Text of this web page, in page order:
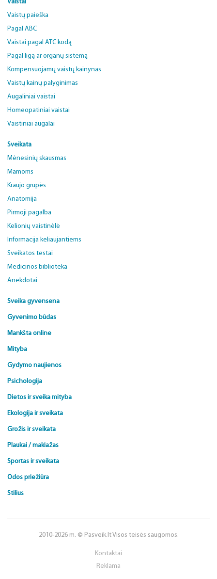
Vaistai
Vaistų paieška
Pagal ABC
Vaistai pagal ATC kodą
Pagal ligą ar organų sistemą
Kompensuojamų vaistų kainynas
Vaistų kainų palyginimas
Augaliniai vaistai
Homeopatiniai vaistai
Vaistiniai augalai
Sveikata
Mėnesinių skausmas
Mamoms
Kraujo grupės
Anatomija
Pirmoji pagalba
Kelionių vaistinėlė
Informacija keliaujantiems
Sveikatos testai
Medicinos biblioteka
Anekdotai
Sveika gyvensena
Gyvenimo būdas
Mankšta online
Mityba
Gydymo naujienos
Psichologija
Dietos ir sveika mityba
Ekologija ir sveikata
Grožis ir sveikata
Plaukai / makiažas
Sportas ir sveikata
Odos priežiūra
Stilius
2010-2026 m. © Pasveik.lt Visos teisės saugomos.
Kontaktai
Reklama